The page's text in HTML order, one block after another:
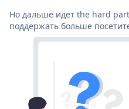
Но дальше идет the hard
поддержать больше